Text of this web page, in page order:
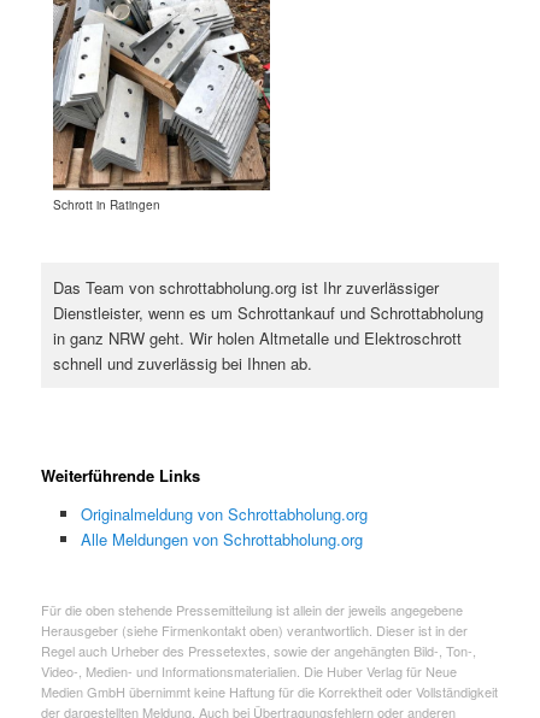
Schrott in Ratingen
Das Team von schrottabholung.org ist Ihr zuverlässiger
Dienstleister, wenn es um Schrottankauf und Schrottabholung
in ganz NRW geht. Wir holen Altmetalle und Elektroschrott
schnell und zuverlässig bei Ihnen ab.
Weiterführende Links
Originalmeldung von Schrottabholung.org
Alle Meldungen von Schrottabholung.org
Für die oben stehende Pressemitteilung ist allein der jeweils angegebene
Herausgeber (siehe Firmenkontakt oben) verantwortlich. Dieser ist in der
Regel auch Urheber des Pressetextes, sowie der angehängten Bild-, Ton-,
Video-, Medien- und Informationsmaterialien. Die Huber Verlag für Neue
Medien GmbH übernimmt keine Haftung für die Korrektheit oder Vollständigkeit
der dargestellten Meldung. Auch bei Übertragungsfehlern oder anderen